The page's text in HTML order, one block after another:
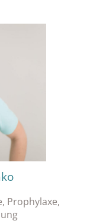
Prophylaxe,